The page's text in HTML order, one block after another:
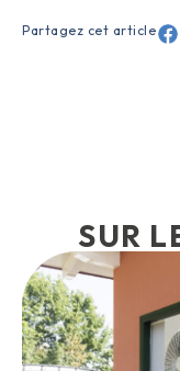
Partagez cet article
SUR